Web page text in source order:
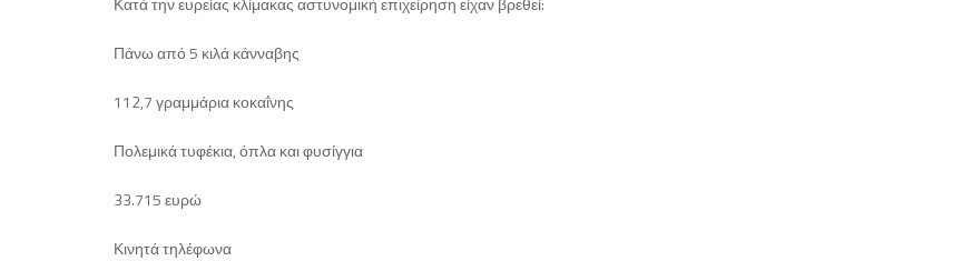
Πάνω από 5 κιλά κάνναβης
112,7 γραμμάρια κοκαΐνης
Πολεμικά τυφέκια, όπλα και φυσίγγια
33.715 ευρώ
Κινητά τηλέφωνα